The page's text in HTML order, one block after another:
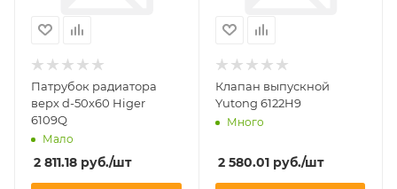
Патрубок радиатора
верх d-50x60 Higer
6109Q
Мало
2 811.18 руб./шт
Клапан выпускной
Yutong 6122H9
Много
2 580.01руб./шт